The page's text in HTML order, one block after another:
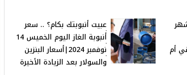
أم
عبيت أنبوبتك بكام؟ .. سعر
أنبوبة الغاز اليوم الخميس 14
نوفمبر 2024|أسعار البنزين
والسولار بعد الزيادة الأخيرة